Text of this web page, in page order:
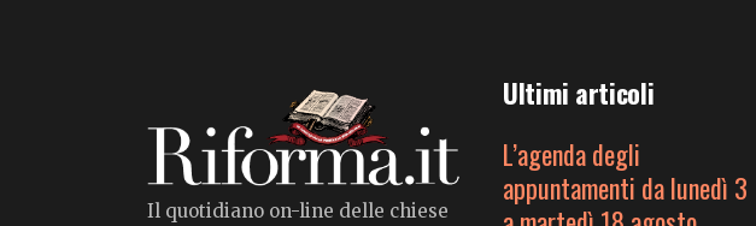
Il quotidiano on-line delle chiese
Ultimi articoli
L’agenda degli
appuntamenti da lunedì 3